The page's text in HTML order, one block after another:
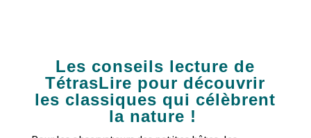
Les conseils lecture de
TétrasLire pour découvrir
les classiques qui célèbrent
la nature !